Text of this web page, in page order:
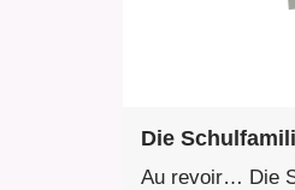
Die
Au revoir… Die